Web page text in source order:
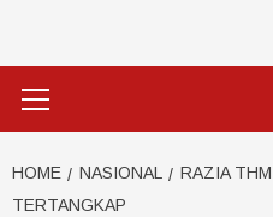
HOME NASIONAL
RAZIA
TERTANGKAP